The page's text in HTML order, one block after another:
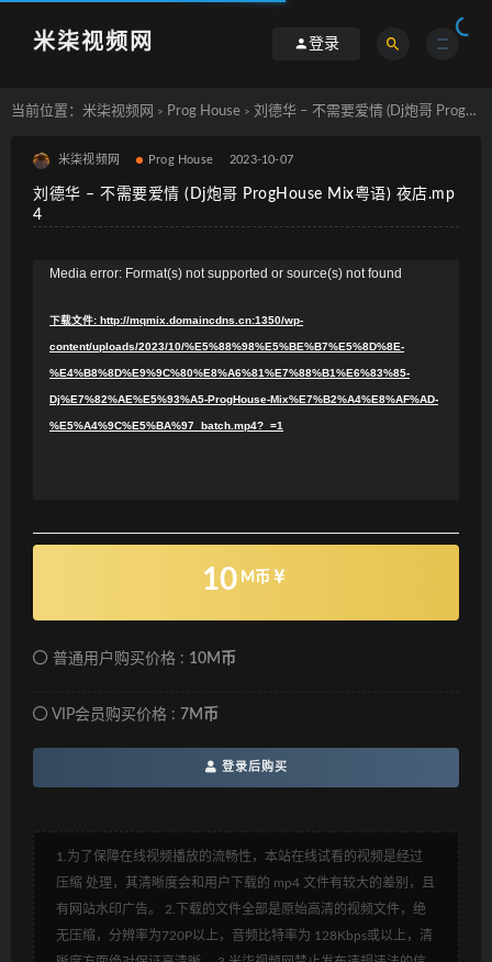
米柒视频网 登录
当前位置： 米柒视频网 > Prog House > 刘德华 – 不需要爱情 (Dj炮哥 ProgHouse Mix粤语) 夜店.mp4
米柒视频网 Prog House 2023-10-07
刘德华 – 不需要爱情 (Dj炮哥 ProgHouse Mix粤语) 夜店.mp
4
Media error: Format(s) not supported or source(s) not found
下载文件: http://mqmix.domaincdns.cn:1350/wp-
content/uploads/2023/10/%E5%88%98%E5%BE%B7%E5%8D%8E-
%E4%B8%8D%E9%9C%80%E8%A6%81%E7%88%B1%E6%83%85-
Dj%E7%82%AE%E5%93%A5-ProgHouse-Mix%E7%B2%A4%E8%AF%AD-
%E5%A4%9C%E5%BA%97_batch.mp4?_=1
10 M币
普通用户购买价格 : 10M币
VIP会员购买价格 : 7M币
登录后购买
1.为了保障在线视频播放的流畅性，本站在线试看的视频是经过
压缩 处理，其清晰度会和用户下载的 mp4 文件有较大的差别，且
有网站水印广告。 2.下载的文件全部是原始高清的视频文件，绝
无压缩，分辨率为720P以上，音频比特率为 128Kbps或以上，清